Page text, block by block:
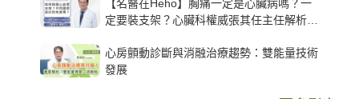
【名醫在Heho】胸痛一定是心臟病嗎？一
定要裝支架？心臟科權威張其任主任解析支
心房顫動診斷與消融治療趨勢：雙能量技術
發展